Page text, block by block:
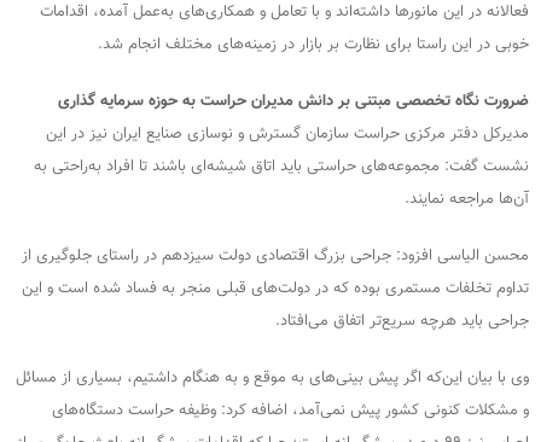
فعالانه در این مانورها داشته‌اند و با تعامل و همکاری‌های به‌عمل آمده، اقدامات
خوبی در این راستا برای نظارت بر بازار در زمینه‌های مختلف انجام شد.
ضرورت نگاه تخصصی مبتنی بر دانش مدیران حراست به حوزه سرمایه گذاری
مدیرکل دفتر مرکزی حراست سازمان گسترش و نوسازی صنایع ایران نيز در اين
نشست گفت: مجموعه‌های حراستی باید اتاق شیشه‌ای باشند تا افراد به‌راحتی به
آن‌ها مراجعه نمایند.
محسن الیاسی افزود: جراحی بزرگ اقتصادی دولت سیزدهم در راستای جلوگیری از
تداوم تخلفات مستمری بوده که در دولت‌های قبلی منجر به فساد شده است و این
جراحی باید هرچه سریع‌تر اتفاق می‌افتاد.
وی با بیان این‌که اگر پیش بینی‌های به موقع و به هنگام داشتیم، بسیاری از مسائل
و مشکلات کنونی کشور پیش نمی‌آمد، اضافه کرد: وظیفه حراست دستگاه‌های